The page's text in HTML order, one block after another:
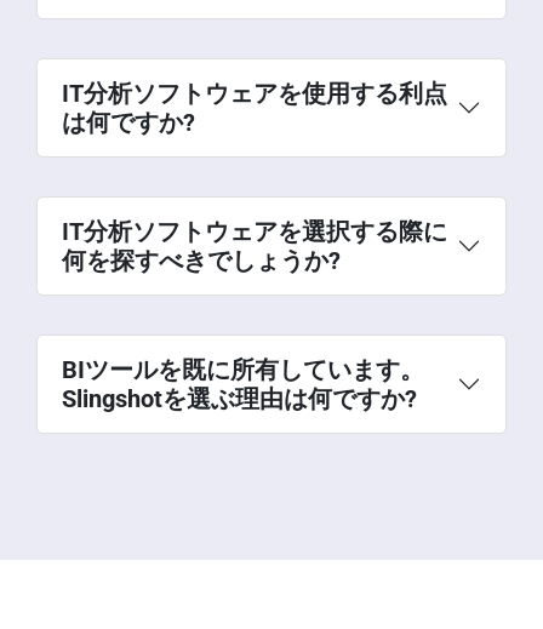
IT分析ソフトウェアを使用する利点
は何ですか?
IT操業の改善:IT分析ソフトウェアは、IT
システムのパフォーマンス、可用性、およ
問題をより迅速に特定し、解決するのに役
立ちます。
より詳しい情報に基づいた意思決定:
IT分析ソフトウェアを選択する際に
何を探すべきでしょうか?
スケーラビリティ:ソフトウェアは、組織
の成長するニーズを満たすようにスケール
BIツールを既に所有しています。
Slingshotを選ぶ理由は何ですか?